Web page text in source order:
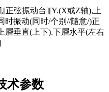
弦振动台][Y.(X或Z轴),上
时振动(同时/个别//隨意/)正
層垂直(上下).下層水平(左右
术参数